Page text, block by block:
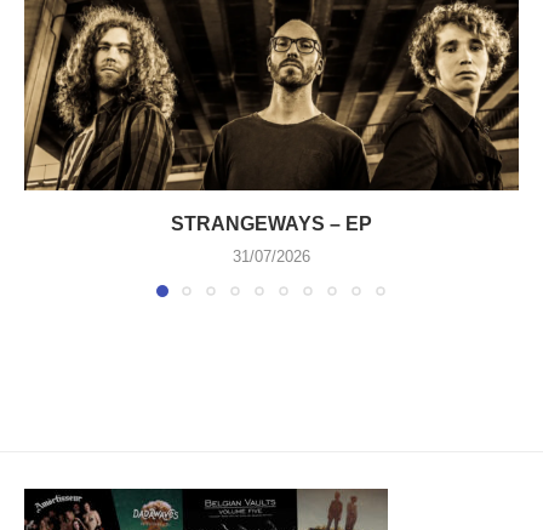
STRANGEWAYS – EP
31/07/2026